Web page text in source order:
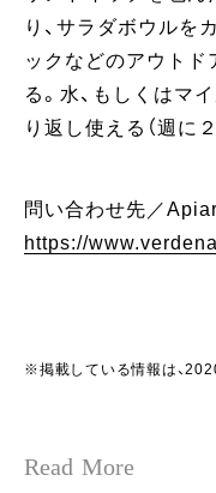
り、サラダボウルを
ックなどのアウトド
る。水、もしくはマ
り返し使える（週に
問い合わせ先／
https://
※掲載している情報は、
Read More